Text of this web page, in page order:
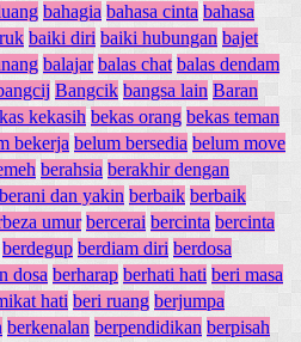
bahagia bahasa cinta bahasa
baiki diri baiki hubungan bajet
balajar balas chat balas dendam
Bangcik bangsa lain Baran
kekasih bekas orang bekas teman
bekerja belum bersedia belum move
berahsia berakhir dengan
berani dan yakin berbaik berbaik
umur bercerai bercinta bercinta
berdegup berdiam diri berdosa
dosa berharap berhati hati beri masa
hati beri ruang berjumpa
berkenalan berpendidikan berpisah